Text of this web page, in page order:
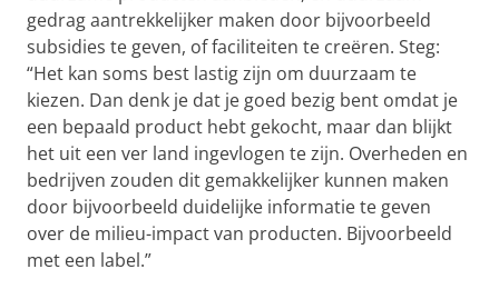
gedrag aantrekkelijker maken door bijvoorbeeld
subsidies te geven, of faciliteiten te creëren. Steg:
“Het kan soms best lastig zijn om duurzaam te
kiezen. Dan denk je dat je goed bezig bent omdat je
een bepaald product hebt gekocht, maar dan blijkt
het uit een ver land ingevlogen te zijn. Overheden en
bedrijven zouden dit gemakkelijker kunnen maken
door bijvoorbeeld duidelijke informatie te geven
over de milieu-impact van producten. Bijvoorbeeld
met een label.”